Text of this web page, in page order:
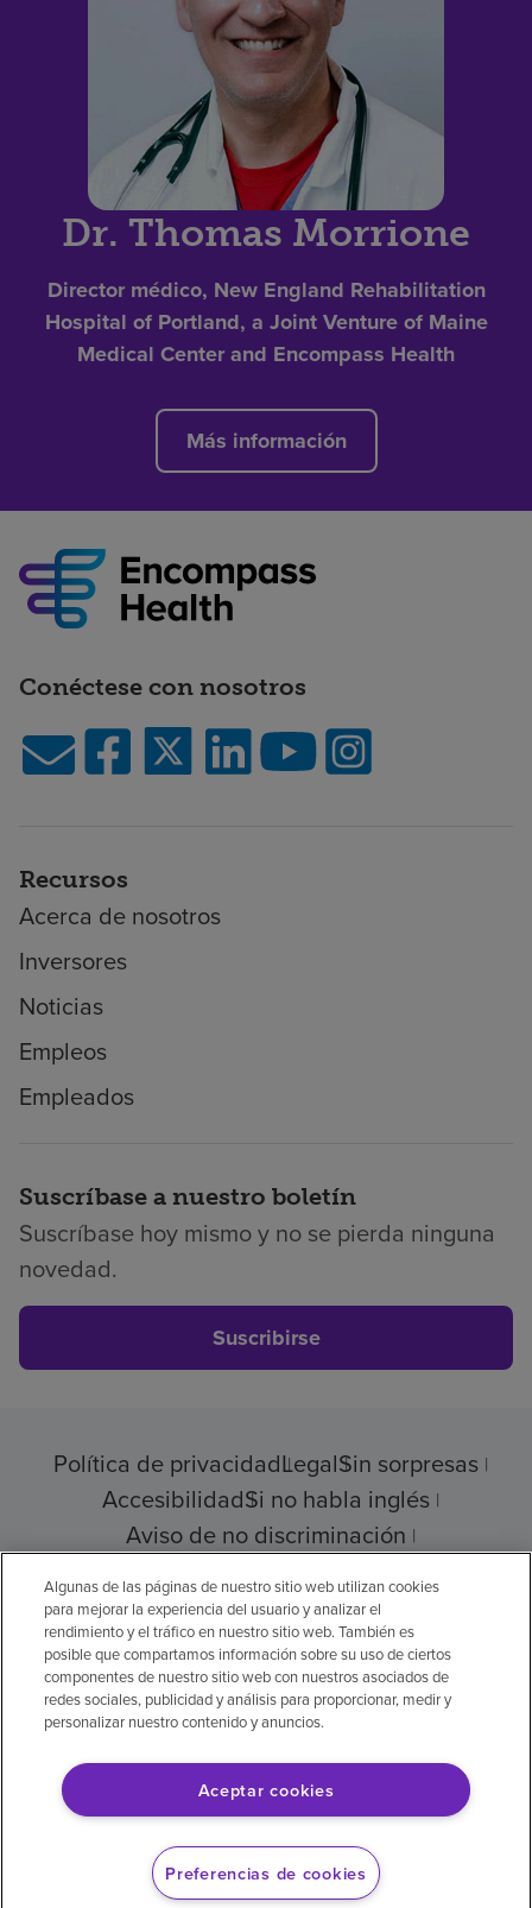
Dr. Thomas Morrione
Director médico, New England Rehabilitation
Hospital of Portland, a Joint Venture of Maine
Medical Center and Encompass Health
Más información
Conéctese con nosotros
Recursos
Acerca de nosotros
Inversores
Noticias
Empleos
Empleados
Suscríbase a nuestro boletín
Suscríbase hoy mismo y no se pierda ninguna
novedad.
Suscribirse
Política de privacidadLegalSin sorpresas
AccesibilidadSi no habla inglés
Aviso de no discriminación
© 2026 Encompass Health Corporation
Preferencias de cookies
Aviso legal: Se tradujo con la ayuda de
inteligencia artificial (IA). La versión en inglés
es la versión oficial.
Algunas de las páginas de nuestro sitio web utilizan cookies
para mejorar la experiencia del usuario y analizar el
rendimiento y el tráfico en nuestro sitio web. También es
posible que compartamos información sobre su uso de ciertos
componentes de nuestro sitio web con nuestros asociados de
redes sociales, publicidad y análisis para proporcionar, medir y
personalizar nuestro contenido y anuncios.
Aceptar cookies
Preferencias de cookies